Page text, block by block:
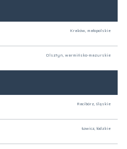
Kraków, małopolskie
Olsztyn, warmińsko-mazurskie
Racibórz, śląskie
Łowicz, łódzkie